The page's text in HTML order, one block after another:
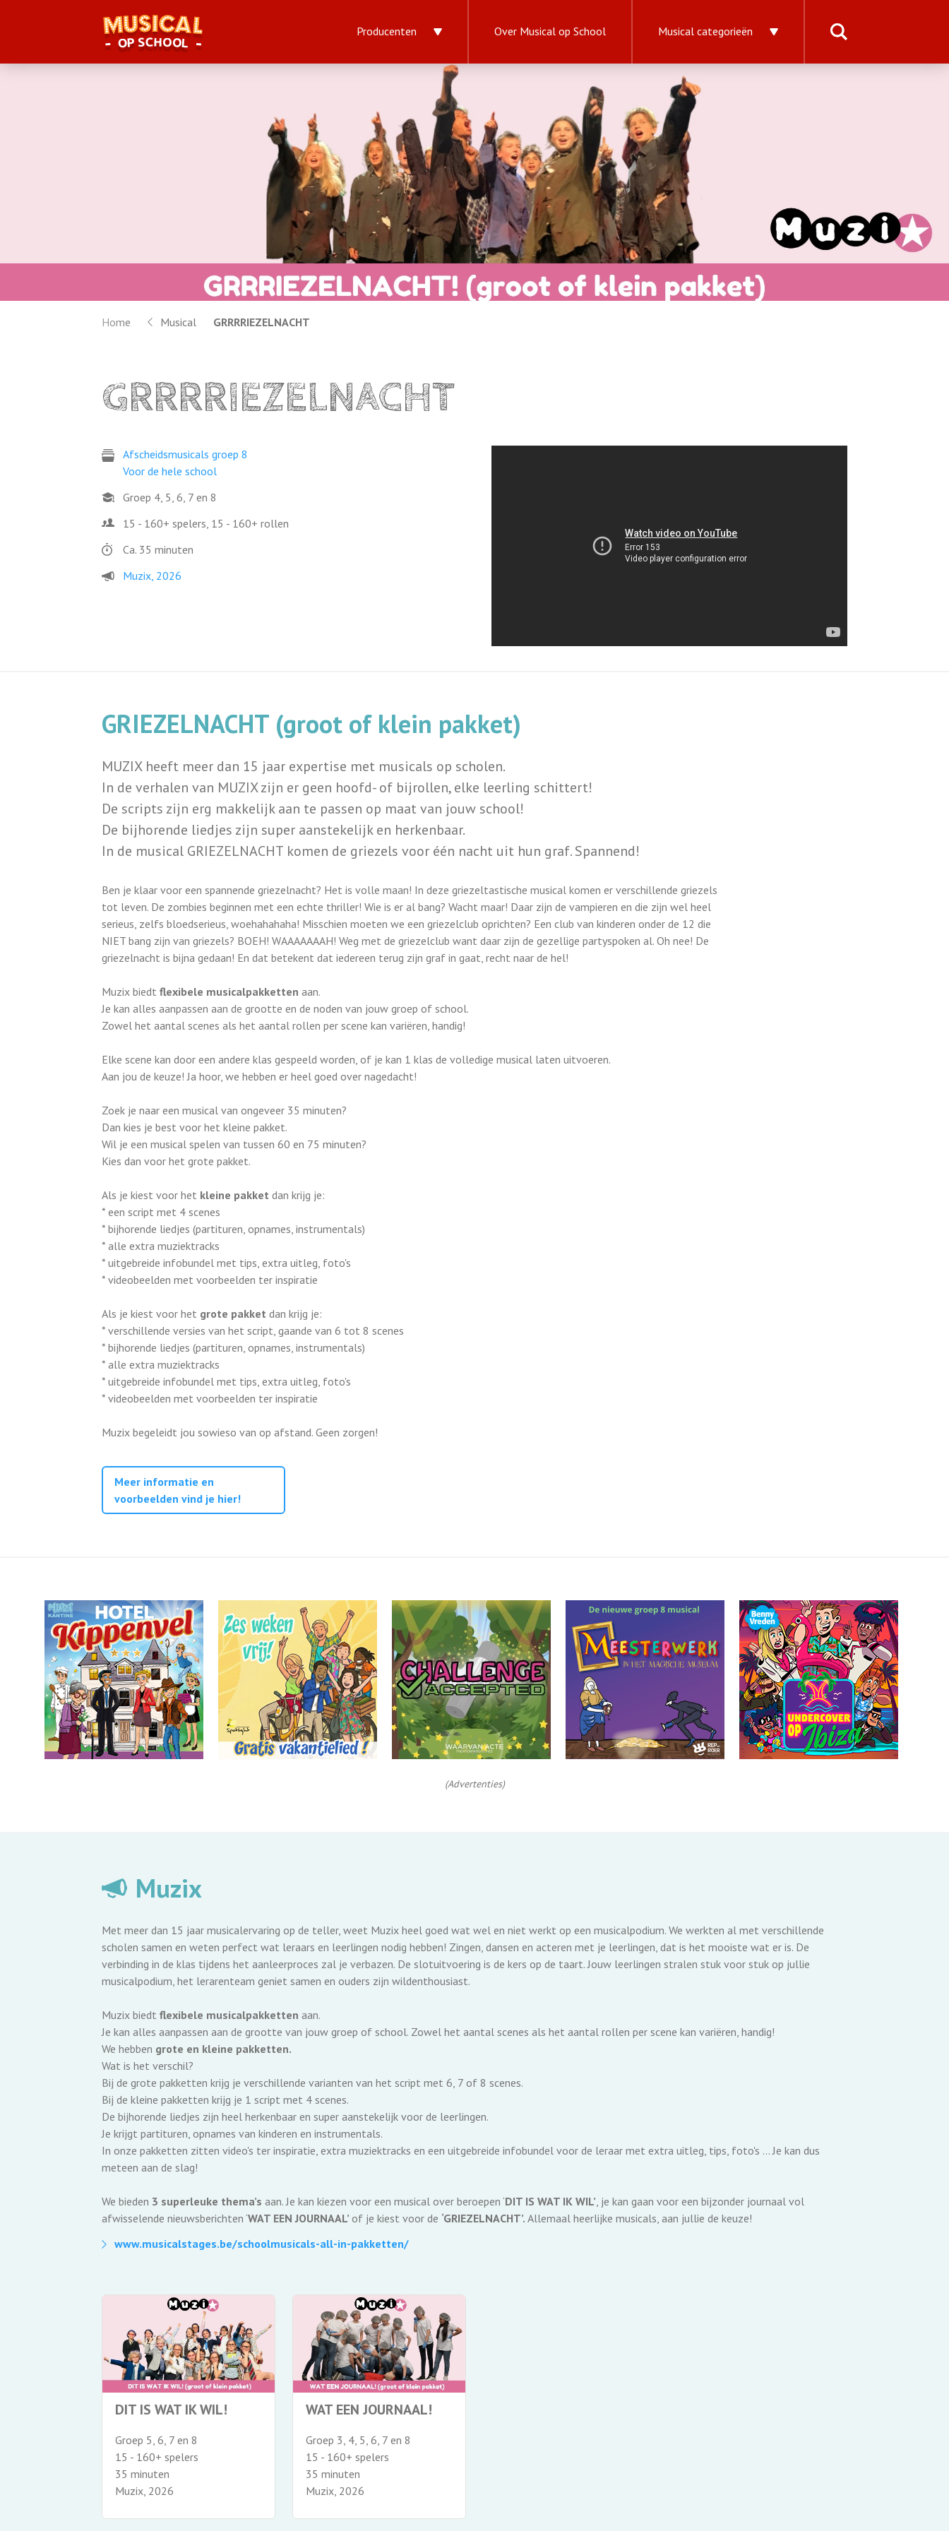
Producenten Over Musical op School Musical categorieën
Home Musical GRRRRIEZELNACHT
GRRRRIEZELNACHT
Afscheidsmusicals groep 8
Voor de hele school
Groep 4, 5, 6, 7 en 8
15 - 160+ spelers, 15 - 160+ rollen
Ca. 35 minuten
Muzix, 2026
GRIEZELNACHT (groot of klein pakket)
MUZIX heeft meer dan 15 jaar expertise met musicals op scholen.
In de verhalen van MUZIX zijn er geen hoofd- of bijrollen, elke leerling schittert!
De scripts zijn erg makkelijk aan te passen op maat van jouw school!
De bijhorende liedjes zijn super aanstekelijk en herkenbaar.
In de musical GRIEZELNACHT komen de griezels voor één nacht uit hun graf. Spannend!
Ben je klaar voor een spannende griezelnacht? Het is volle maan! In deze griezeltastische musical komen er verschillende griezels
tot leven. De zombies beginnen met een echte thriller! Wie is er al bang? Wacht maar! Daar zijn de vampieren en die zijn wel heel
serieus, zelfs bloedserieus, woehahahaha! Misschien moeten we een griezelclub oprichten? Een club van kinderen onder de 12 die
NIET bang zijn van griezels? BOEH! WAAAAAAAH! Weg met de griezelclub want daar zijn de gezellige partyspoken al. Oh nee! De
griezelnacht is bijna gedaan! En dat betekent dat iedereen terug zijn graf in gaat, recht naar de hel!
Muzix biedt flexibele musicalpakketten aan.
Je kan alles aanpassen aan de grootte en de noden van jouw groep of school.
Zowel het aantal scenes als het aantal rollen per scene kan variëren, handig!
Elke scene kan door een andere klas gespeeld worden, of je kan 1 klas de volledige musical laten uitvoeren.
Aan jou de keuze! Ja hoor, we hebben er heel goed over nagedacht!
Zoek je naar een musical van ongeveer 35 minuten?
Dan kies je best voor het kleine pakket.
Wil je een musical spelen van tussen 60 en 75 minuten?
Kies dan voor het grote pakket.
Als je kiest voor het kleine pakket dan krijg je:
* een script met 4 scenes
* bijhorende liedjes (partituren, opnames, instrumentals)
* alle extra muziektracks
* uitgebreide infobundel met tips, extra uitleg, foto's
* videobeelden met voorbeelden ter inspiratie
Als je kiest voor het grote pakket dan krijg je:
* verschillende versies van het script, gaande van 6 tot 8 scenes
* bijhorende liedjes (partituren, opnames, instrumentals)
* alle extra muziektracks
* uitgebreide infobundel met tips, extra uitleg, foto's
* videobeelden met voorbeelden ter inspiratie
Muzix begeleidt jou sowieso van op afstand. Geen zorgen!
Meer informatie en
voorbeelden vind je hier!
(Advertenties)
Muzix
Met meer dan 15 jaar musicalervaring op de teller, weet Muzix heel goed wat wel en niet werkt op een musicalpodium. We werkten al met verschillende
scholen samen en weten perfect wat leraars en leerlingen nodig hebben! Zingen, dansen en acteren met je leerlingen, dat is het mooiste wat er is. De
verbinding in de klas tijdens het aanleerproces zal je verbazen. De slotuitvoering is de kers op de taart. Jouw leerlingen stralen stuk voor stuk op jullie
musicalpodium, het lerarenteam geniet samen en ouders zijn wildenthousiast.
Muzix biedt flexibele musicalpakketten aan.
Je kan alles aanpassen aan de grootte van jouw groep of school. Zowel het aantal scenes als het aantal rollen per scene kan variëren, handig!
We hebben grote en kleine pakketten.
Wat is het verschil?
Bij de grote pakketten krijg je verschillende varianten van het script met 6, 7 of 8 scenes.
Bij de kleine pakketten krijg je 1 script met 4 scenes.
De bijhorende liedjes zijn heel herkenbaar en super aanstekelijk voor de leerlingen.
Je krijgt partituren, opnames van kinderen en instrumentals.
In onze pakketten zitten video's ter inspiratie, extra muziektracks en een uitgebreide infobundel voor de leraar met extra uitleg, tips, foto's ... Je kan dus
meteen aan de slag!
We bieden 3 superleuke thema’s aan. Je kan kiezen voor een musical over beroepen ‘DIT IS WAT IK WIL’, je kan gaan voor een bijzonder journaal vol
afwisselende nieuwsberichten ‘WAT EEN JOURNAAL’ of je kiest voor de ‘GRIEZELNACHT’. Allemaal heerlijke musicals, aan jullie de keuze!
www.musicalstages.be/schoolmusicals-all-in-pakketten/
DIT IS WAT IK WIL!
Groep 5, 6, 7 en 8
15 - 160+ spelers
35 minuten
Muzix, 2026
WAT EEN JOURNAAL!
Groep 3, 4, 5, 6, 7 en 8
15 - 160+ spelers
35 minuten
Muzix, 2026